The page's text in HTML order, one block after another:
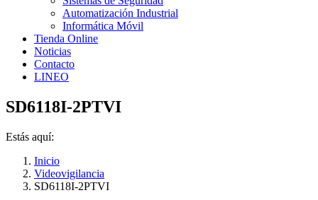
Automatización Industrial
Informática Móvil
Tienda Online
Noticias
Contacto
LINEO
SD6118I-2PTVI
Estás aquí:
Inicio
Videovigilancia
SD6118I-2PTVI